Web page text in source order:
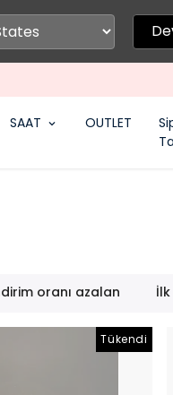
SAAT OUTLET
oranı azalan
Tükendi